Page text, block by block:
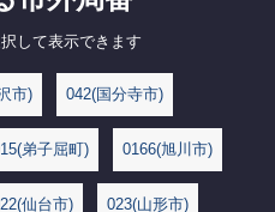
して表示できます
市) 042(国分寺市)
弟子屈町) 0166(旭川市)
仙台市) 023(山形市)